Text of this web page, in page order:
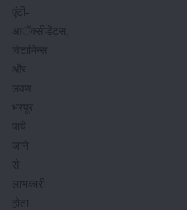
एंटी-
आॅक्सीडेंटस,
विटामिन्स
और
लवण
भरपूर
पाये
जाने
से
लाभकारी
होता